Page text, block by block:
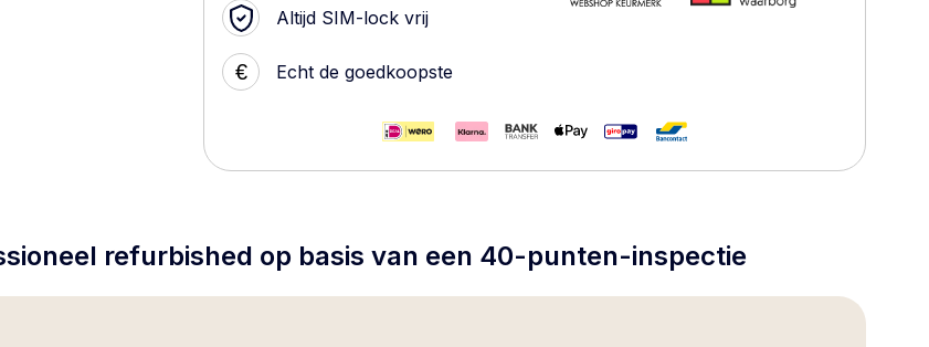
Altijd SIM-lock vrij
€ Echt de goedkoopste
refurbished op basis van een 40-punten-inspectie